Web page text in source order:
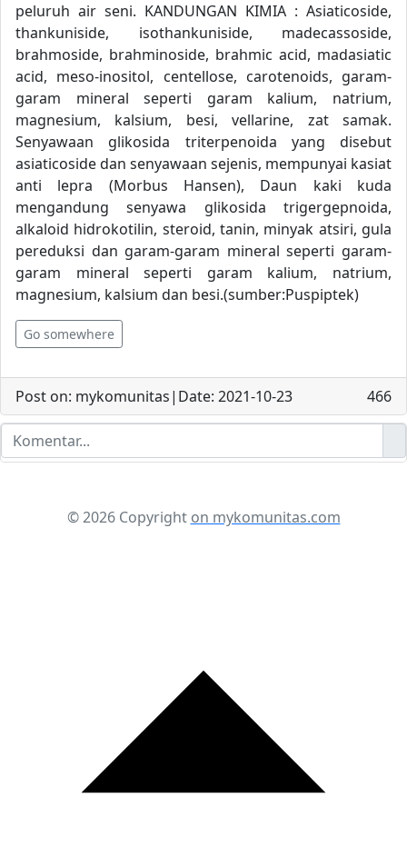
peluruh air seni. KANDUNGAN KIMIA : Asiaticoside,
thankuniside, isothankuniside, madecassoside,
brahmoside, brahminoside, brahmic acid, madasiatic
acid, meso-inositol, centellose, carotenoids, garam-
garam mineral seperti garam kalium, natrium,
magnesium, kalsium, besi, vellarine, zat samak.
Senyawaan glikosida triterpenoida yang disebut
asiaticoside dan senyawaan sejenis, mempunyai kasiat
anti lepra (Morbus Hansen), Daun kaki kuda
mengandung senyawa glikosida trigergepnoida,
alkaloid hidrokotilin, steroid, tanin, minyak atsiri, gula
pereduksi dan garam-garam mineral seperti garam-
garam mineral seperti garam kalium, natrium,
magnesium, kalsium dan besi.(sumber:Puspiptek)
Go somewhere
Post on: mykomunitas|Date: 2021-10-23 466
© 2026 Copyright on mykomunitas.com